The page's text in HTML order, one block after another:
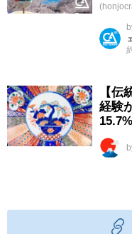
【伝
経験
15.7%